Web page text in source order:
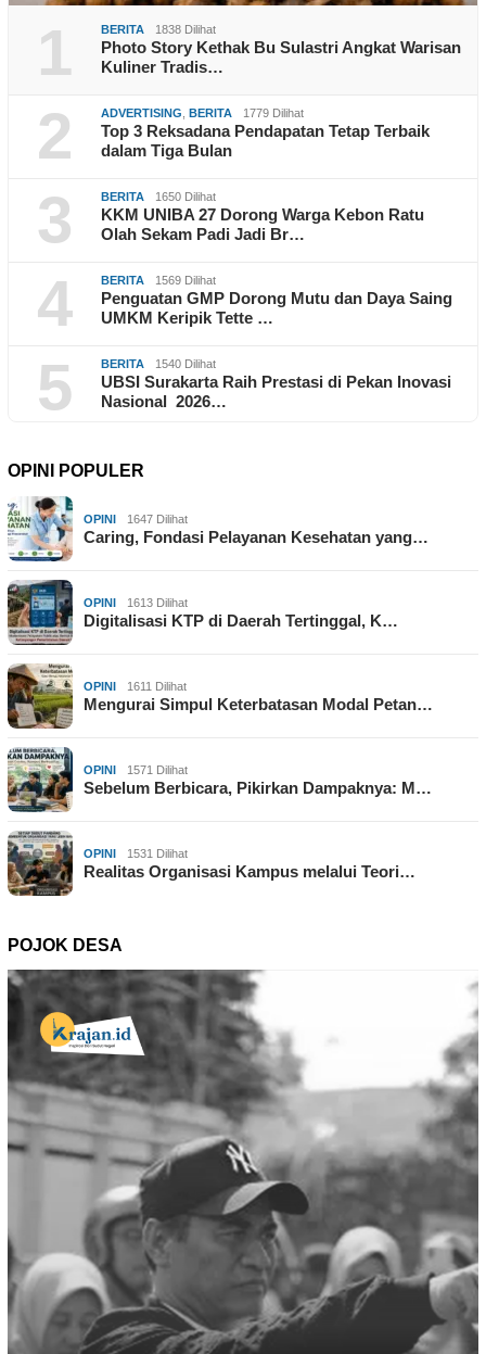
1 BERITA 1838 Dilihat
Photo Story Kethak Bu Sulastri Angkat Warisan
Kuliner Tradis…
2 ADVERTISING BERITA 1779 Dilihat
Top 3 Reksadana Pendapatan Tetap Terbaik
dalam Tiga Bulan
3 BERITA 1650 Dilihat
KKM UNIBA 27 Dorong Warga Kebon Ratu
Olah Sekam Padi Jadi Br…
4 BERITA 1569 Dilihat
Penguatan GMP Dorong Mutu dan Daya Saing
UMKM Keripik Tette …
5 BERITA 1540 Dilihat
UBSI Surakarta Raih Prestasi di Pekan Inovasi
Nasional 2026…
OPINI POPULER
OPINI 1647 Dilihat
Caring, Fondasi Pelayanan Kesehatan yang…
OPINI 1613 Dilihat
Digitalisasi KTP di Daerah Tertinggal, K…
OPINI 1611 Dilihat
Mengurai Simpul Keterbatasan Modal Petan…
OPINI 1571 Dilihat
Sebelum Berbicara, Pikirkan Dampaknya: M…
OPINI 1531 Dilihat
Realitas Organisasi Kampus melalui Teori…
POJOK DESA